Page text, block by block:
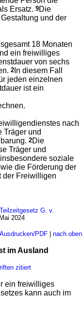
Ersatz.9Die
und der
18 Monaten
ein freiwilliges
von sechs
2 In diesem Fall
jeden einzelnen
ist ein
nach
Träger und
2Die
Träger und
soziale
die Förderung der
der Freiwilligen
G. v.
2024
Ausdrucken/PDF| nach oben
im Ausland
zitiert
ein freiwilliges
kann auch im